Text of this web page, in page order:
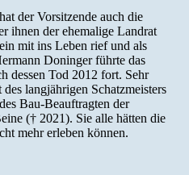
der Vorsitzende auch die
ihnen der ehemalige Landrat
mit ins Leben rief und als
Doninger führte das
dessen Tod 2012 fort. Sehr
langjährigen Schatzmeisters
Bau-Beauftragten der
(† 2021). Sie alle hätten die
mehr erleben können.